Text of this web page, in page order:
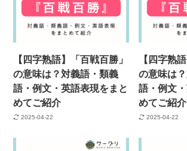
【四字熟語】「百戦百勝」
の意味は？対義語・類義
語・例文・英語表現をまと
めてご紹介
2025-04-22
【四字熟
の意味は
語・例文
めてご紹介
2025-04-22